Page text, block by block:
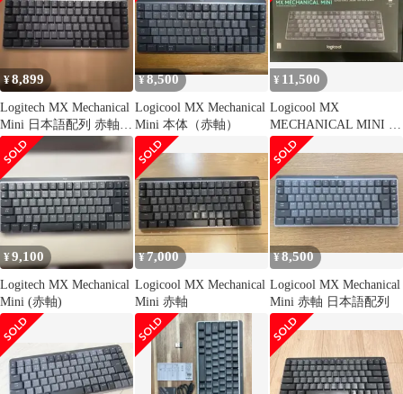
¥8,899
Logitech MX Mechanical
Mini 日本語配列 赤軸
リニア
¥8,500
Logicool MX Mechanical
Mini 本体（赤軸）
¥ 11,500
Logicool MX
MECHANICAL MINI 赤
軸 KX850CL
¥9,100
Logitech MX Mechanical
Mini (赤軸)
¥7,000
Logicool MX Mechanical
Mini 赤軸
¥8,500
Logicool MX Mechanical
Mini 赤軸 日本語配列